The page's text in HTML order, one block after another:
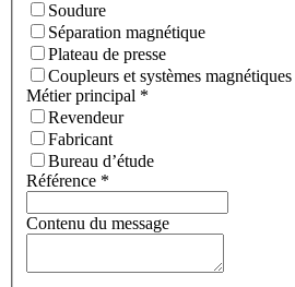
Soudure
Séparation magnétique
Plateau de presse
Coupleurs et systèmes magnétiques
Métier principal *
Revendeur
Fabricant
Bureau d’étude
Référence *
Contenu du message